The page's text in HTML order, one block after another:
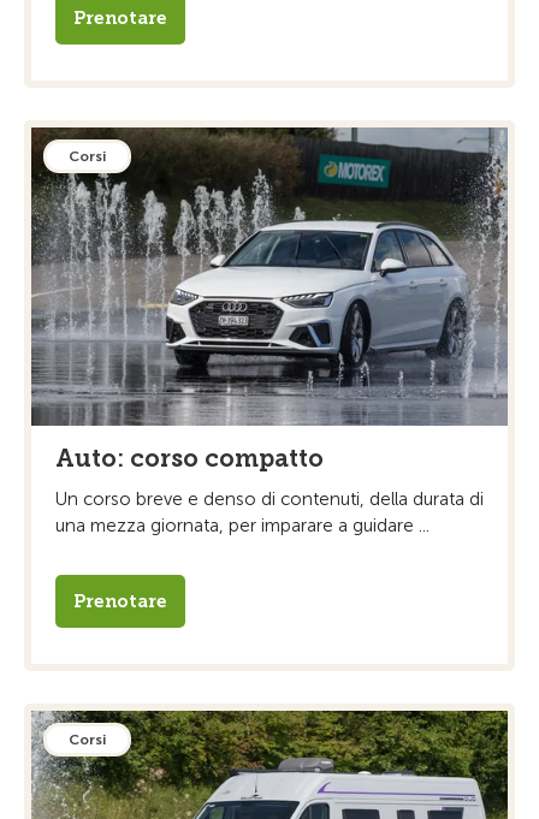
Prenotare
Corsi
Auto: corso compatto
Un corso breve e denso di contenuti, della durata di
una mezza giornata, per imparare a guidare ...
Prenotare
Corsi